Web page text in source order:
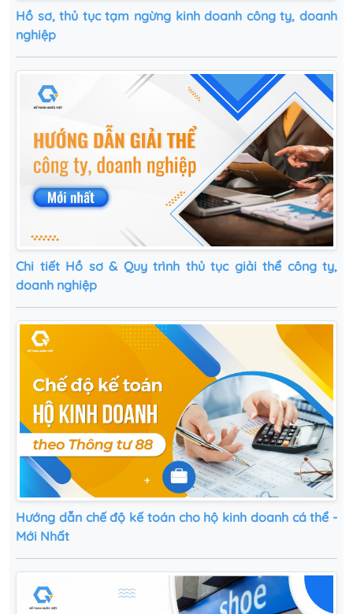
Hồ sơ, thủ tục tạm ngừng kinh doanh công ty, doanh
nghiệp
Chi tiết Hồ sơ & Quy trình thủ tục giải thể công ty,
doanh nghiệp
Hướng dẫn chế độ kế toán cho hộ kinh doanh cá thể -
Mới Nhất